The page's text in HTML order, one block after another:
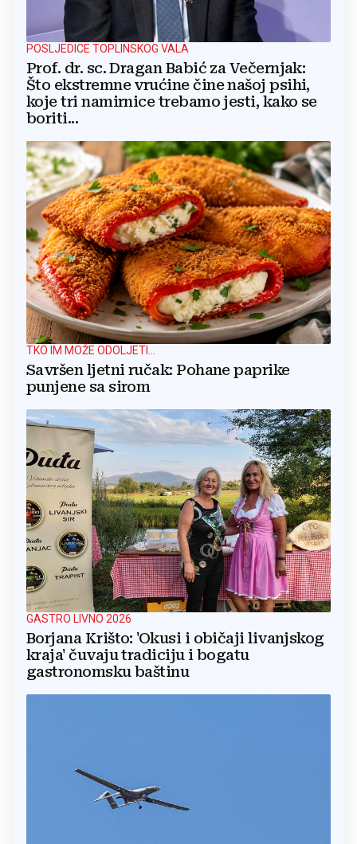
POSLJEDICE TOPLINSKOG VALA
Prof. dr. sc. Dragan Babić za Večernjak:
Što ekstremne vrućine čine našoj psihi,
koje tri namirnice trebamo jesti, kako se
boriti...
TKO IM MOŽE ODOLJETI...
Savršen ljetni ručak: Pohane paprike
punjene sa sirom
GASTRO LIVNO 2026
Borjana Krišto: 'Okusi i običaji livanjskog
kraja' čuvaju tradiciju i bogatu
gastronomsku baštinu